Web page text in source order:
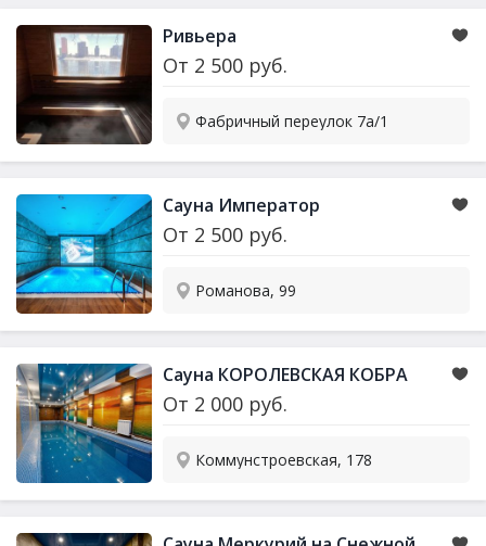
Ривьера
От 2 500 руб.
Фабричный переулок 7а/1
Сауна Император
От 2 500 руб.
​Романова, 99
Сауна КОРОЛЕВСКАЯ КОБРА
От 2 000 руб.
Коммунстроевская, 178